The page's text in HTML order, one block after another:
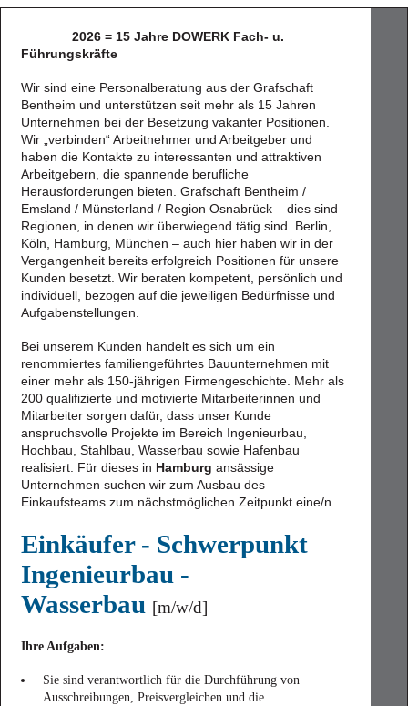
2026 = 15 Jahre DOWERK Fach- u.
Führungskräfte
Wir sind eine Personalberatung aus der Grafschaft
Bentheim und unterstützen seit mehr als 15 Jahren
Unternehmen bei der Besetzung vakanter Positionen.
Wir „verbinden“ Arbeitnehmer und Arbeitgeber und
haben die Kontakte zu interessanten und attraktiven
Arbeitgebern, die spannende berufliche
Herausforderungen bieten. Grafschaft Bentheim /
Emsland / Münsterland / Region Osnabrück – dies sind
Regionen, in denen wir überwiegend tätig sind. Berlin,
Köln, Hamburg, München – auch hier haben wir in der
Vergangenheit bereits erfolgreich Positionen für unsere
Kunden besetzt. Wir beraten kompetent, persönlich und
individuell, bezogen auf die jeweiligen Bedürfnisse und
Aufgabenstellungen.
Bei unserem Kunden handelt es sich um ein
renommiertes familiengeführtes Bauunternehmen mit
einer mehr als 150-jährigen Firmengeschichte. Mehr als
200 qualifizierte und motivierte Mitarbeiterinnen und
Mitarbeiter sorgen dafür, dass unser Kunde
anspruchsvolle Projekte im Bereich Ingenieurbau,
Hochbau, Stahlbau, Wasserbau sowie Hafenbau
realisiert. Für dieses in Hamburg ansässige
Unternehmen suchen wir zum Ausbau des
Einkaufsteams zum nächstmöglichen Zeitpunkt eine/n
Einkäufer - Schwerpunkt
Ingenieurbau -
Wasserbau [m/w/d]
Ihre Aufgaben:
Sie sind verantwortlich für die Durchführung von
Ausschreibungen, Preisvergleichen und die